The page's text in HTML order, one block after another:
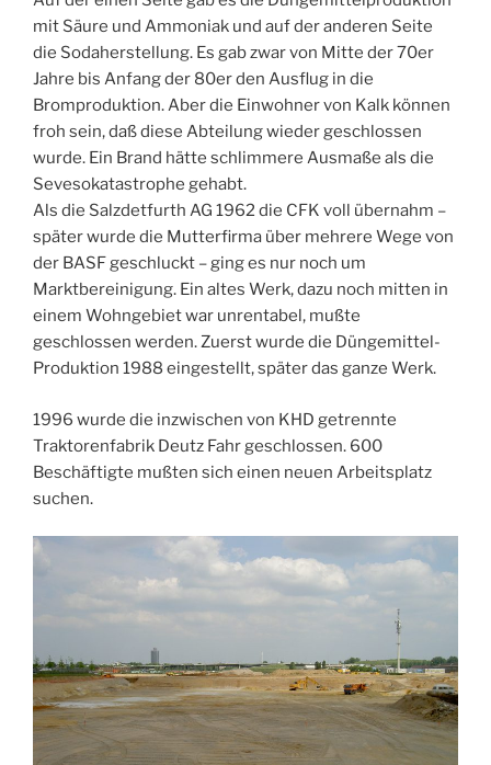
mit Säure und Ammoniak und auf der anderen Seite
die Sodaherstellung. Es gab zwar von Mitte der 70er
Jahre bis Anfang der 80er den Ausflug in die
Bromproduktion. Aber die Einwohner von Kalk können
froh sein, daß diese Abteilung wieder geschlossen
wurde. Ein Brand hätte schlimmere Ausmaße als die
Sevesokatastrophe gehabt.
Als die Salzdetfurth AG 1962 die CFK voll übernahm –
später wurde die Mutterfirma über mehrere Wege von
der BASF geschluckt – ging es nur noch um
Marktbereinigung. Ein altes Werk, dazu noch mitten in
einem Wohngebiet war unrentabel, mußte
geschlossen werden. Zuerst wurde die Düngemittel-
Produktion 1988 eingestellt, später das ganze Werk.
1996 wurde die inzwischen von KHD getrennte
Traktorenfabrik Deutz Fahr geschlossen. 600
Beschäftigte mußten sich einen neuen Arbeitsplatz
suchen.